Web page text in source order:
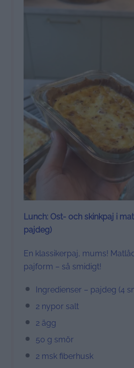
Lunch: Ost- och skinkpaj i
pajdeg)
En klassikerpaj, mums!
pajform – så smidigt!
Ingredienser – pajdeg (4
2 nypor salt
2 ägg
50 g smör
2 msk fiberhusk